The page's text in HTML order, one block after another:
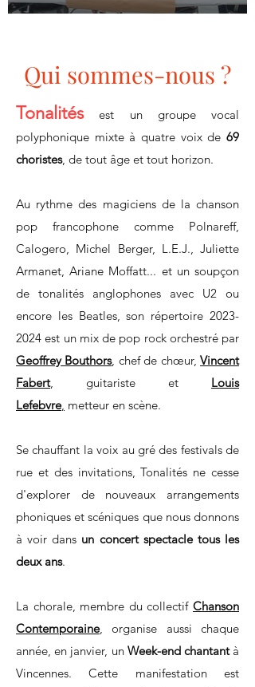
Qui sommes-nous ?
Tonalitésest un groupe vocal
polyphonique mixte à quatre voix de 69
choristes, de tout âge et tout horizon.
Au rythme des magiciens de la chanson
pop francophone comme Polnareff,
Calogero, Michel Berger, L.E.J., Juliette
Armanet, Ariane Moffatt... et un soupçon
de tonalités anglophones avec U2 ou
encore les Beatles, son répertoire 2023-
2024 est un mix de pop​ ​rock orchestré par
Geoffrey Bouthors, chef de chœur,Vincent
Fabert, ​​guitariste et Louis
Lefebvre, metteur en scène. ​
Se chauffant la voix au gré des festivals de
rue et des invitations​, ​Tonalités ne cesse
d'explorer de nouveaux arrangements
phoniques et scéniques que nous donnons
à voir dans un concert spectacle tous les
deux ans.
La chorale, membre du collectif Chanson
Contemporaine, organise aussi chaque
année, en janvier, un Week-end chantantà
Vincennes. Cette manifestation est